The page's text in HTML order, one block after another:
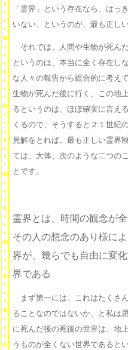
「霊界」という存在なら、はっ
いない、というのが、最も正し
それでは、人間や生物が死ん
というのは、本当に全く存在し
な人々の報告から総合的に考え
生物が死んだ後に行く、この地
るというのは、ほぼ確実に言え
くるので、そうすると２１世紀
見解をとれば、最も正しい霊界
ては、大体、次のような二つの
とです。
霊界とは、時間の観念が
その人の想念のあり様に
界が、幾らでも自由に変
界である
まず第一には、これはたくさ
ることなのではないか、と私は
に死んだ後の死後の世界は、地
うものが全くない世界であると